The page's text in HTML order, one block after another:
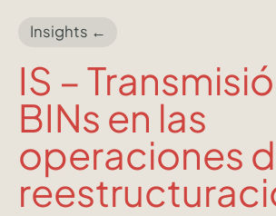
Insights ←
IS –
BINs en las
operaciones